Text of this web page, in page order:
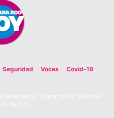
Seguridad Voces Covid-19